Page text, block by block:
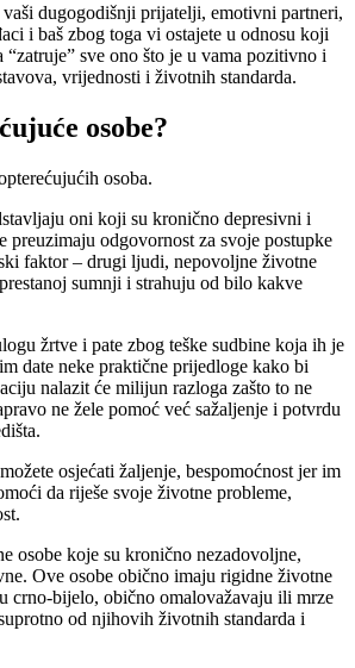
dugogodišnji prijatelji, emotivni partneri,
i baš zbog toga vi ostajete u odnosu koji
sve ono što je u vama pozitivno i
vrijednosti i životnih standarda.
osobe?
osoba.
oni koji su kronično depresivni i
preuzimaju odgovornost za svoje postupke
faktor – drugi ljudi, nepovoljne životne
sumnji i strahuju od bilo kakve
žrtve i pate zbog teške sudbine koja ih je
date neke praktične prijedloge kako bi
nalazit će milijun razloga zašto to ne
ne žele pomoć već sažaljenje i potvrdu
osjećati žaljenje, bespomoćnost jer im
da riješe svoje životne probleme,
osobe koje su kronično nezadovoljne,
Ove osobe obično imaju rigidne životne
crno-bijelo, obično omalovažavaju ili mrze
od njihovih životnih standarda i